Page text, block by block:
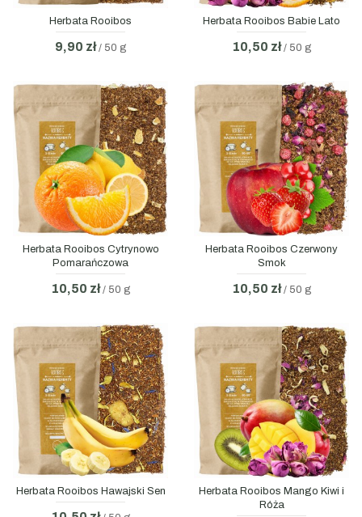
Herbata Rooibos
9,90 zł/ 50 g
Herbata Rooibos Babie Lato
10,50 zł/ 50 g
Herbata Rooibos Cytrynowo
Pomarańczowa
10,50 zł/ 50 g
Herbata Rooibos Czerwony
Smok
10,50 zł/ 50 g
Herbata Rooibos Hawajski Sen
Herbata Rooibos Mango Kiwi i
Róża